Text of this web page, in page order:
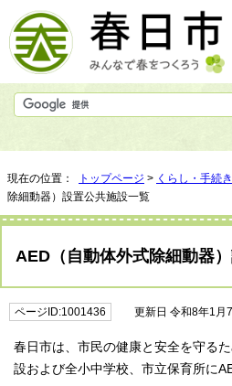
現在の位置： トップページ > くらし・手続き
除細動器）設置公共施設一覧
AED（自動体外式除細動器
ページID:1001436 更新日 令和8年1月7
春日市は、市民の健康と安全を守る
設および全小中学校、市立保育所に